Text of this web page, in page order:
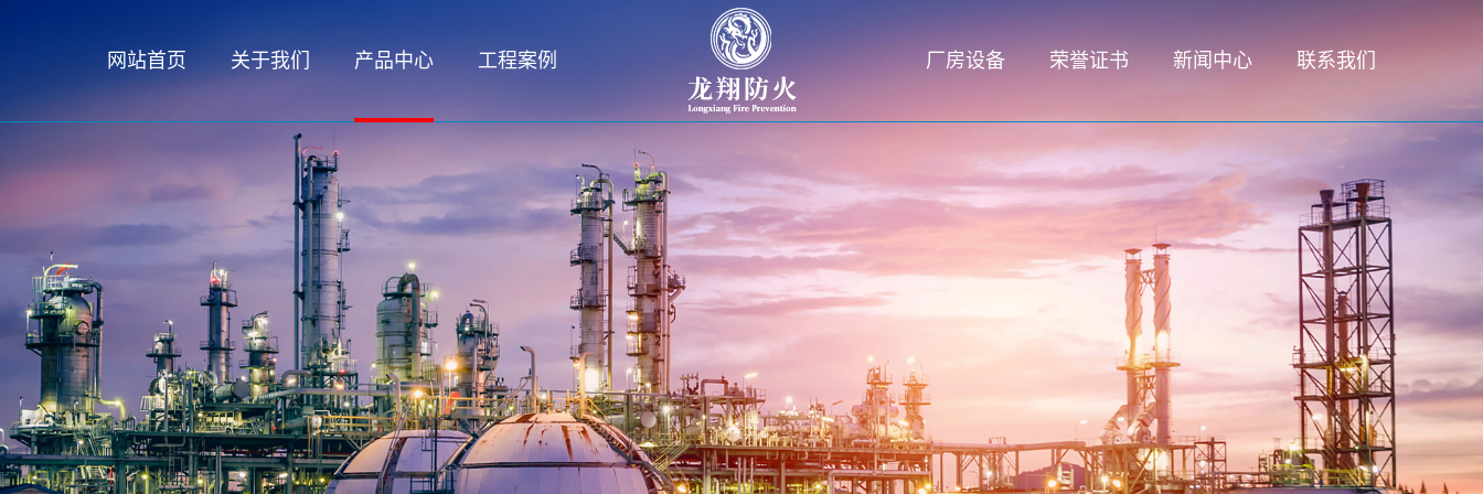
网站首页 关于我们 产品中心 工程案例 厂房设备 荣誉证书 新闻中心 联系我们